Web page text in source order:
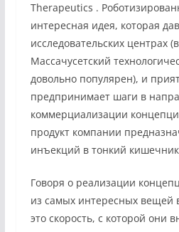
Therapeutics .
интересная идея, которая
исследовательских центрах
Массачусетский
довольно популярен), и
предпринимает шаги в
коммерциализации
продукт компании
инъекций в тонкий
Говоря о реализации
из самых интересных вещей
это скорость, с которой они